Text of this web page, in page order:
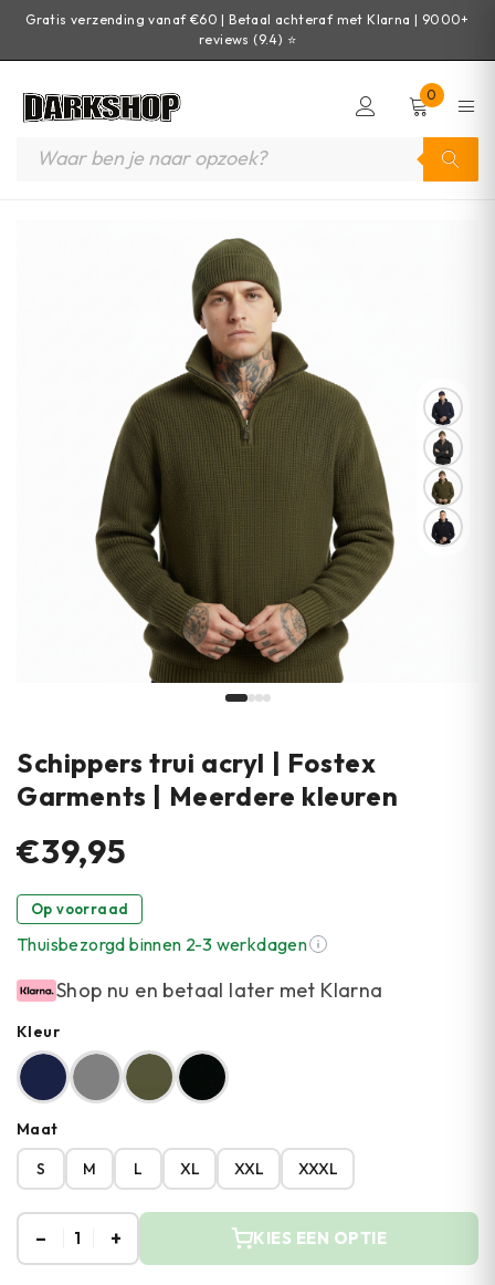
Gratis verzending vanaf €60 | Betaal achteraf met Klarna | 9000+
reviews (9.4) ⭐
0
Schippers trui acryl | Fostex
Garments | Meerdere kleuren
€39,95
Op voorraad
Thuisbezorgd binnen 2-3 werkdagen
Shop nu en betaal later met Klarna
Kleur
Maat
S
M L XL XXL XXXL
– 1 + KIES EEN OPTIE